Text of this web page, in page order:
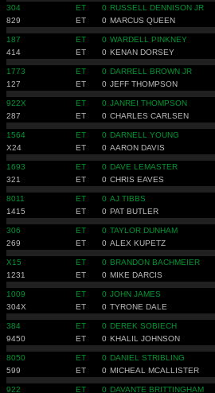
304 ET 0 RUSSELL DENNISON JR
829
ET 0 MARCUS QUEEN
187 ET 0 WARDELL PINKNEY
414
ET 0 KENAN DORSEY
1773 ET 0 DARRELL BROWN JR
127
ET 0 JEFF THOMPSON
922X ET 0 JANREI THOMPSON
287
ET 0 CHARLES CARLSEN
1564 ET 0 DARNELL YOUNG
X24
ET 0 AARON DAVIS
1693 ET 0 DAVE LEMASTER
321
ET 0 CHRIS EAVES
8011 ET 0 AJ TIBBS
1415
ET 0 PAT BUTLER
306 ET 0 TAYLOR DUNHAM
269
ET 0 ALEX KUPETZ
X15 ET 0 BRANDON BACHMEIER
1231
ET 0 MIKE DARCIS
1009 ET 0 JOHN JAMES
304X
ET 0 TYRONE DALE
384 ET 0 DEREK SOBIECH
9450
ET 0 KHALIL JOHNSON
8050 ET 0 DANIEL STRIBLING
599
ET 0 MICHEAL MCALLISTER
922 ET 0 DAVANTE BRITTINGHAM